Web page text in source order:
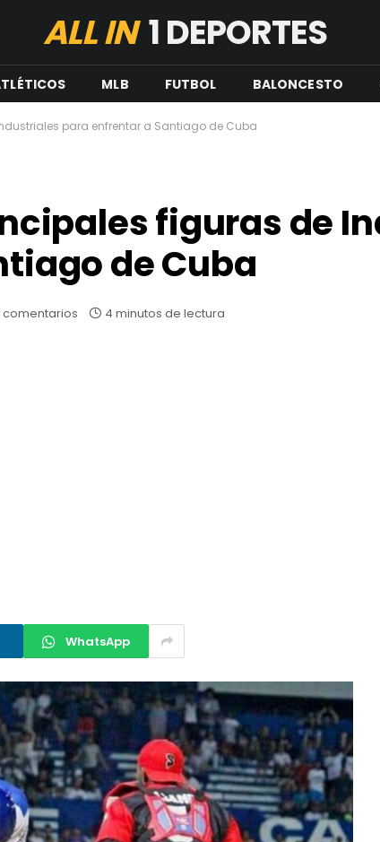
ALL IN1 DEPORTES
MLB FUTBOL BALONCESTO
para enfrentar a Santiago de Cuba
figuras de
de Cuba
comentarios 4 minutos de lectura
WhatsApp